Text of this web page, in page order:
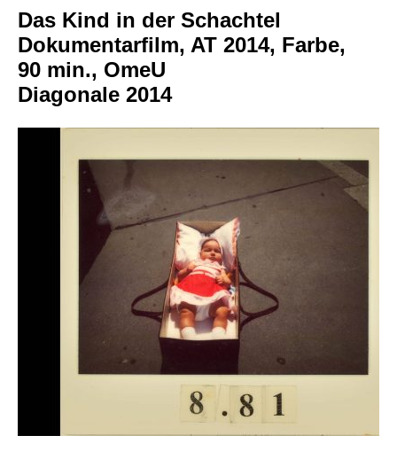
Das Kind in der Schachtel
Dokumentarfilm, AT 2014, Farbe,
90 min., OmeU
Diagonale 2014